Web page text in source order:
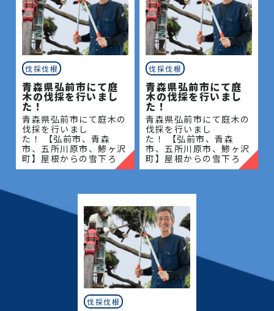
伐採伐根
青森県弘前市にて庭
木の伐採を行いまし
た！
青森県弘前市にて庭木の
伐採を行いまし
た！ 【弘前市、青森
市、五所川原市、鯵ヶ沢
町】屋根からの雪下ろ
し・除雪・排雪などの作
定・草刈りなどのお庭の
こと、造園・
伐採伐根
青森県弘前市にて庭
木の伐採を行いまし
た！
青森県弘前市にて庭木の
伐採を行いまし
た！ 【弘前市、青森
市、五所川原市、鯵ヶ沢
町】屋根からの雪下ろ
し・除雪・排雪などの作
定・草刈りなどのお庭の
こと、造園・
伐採伐根